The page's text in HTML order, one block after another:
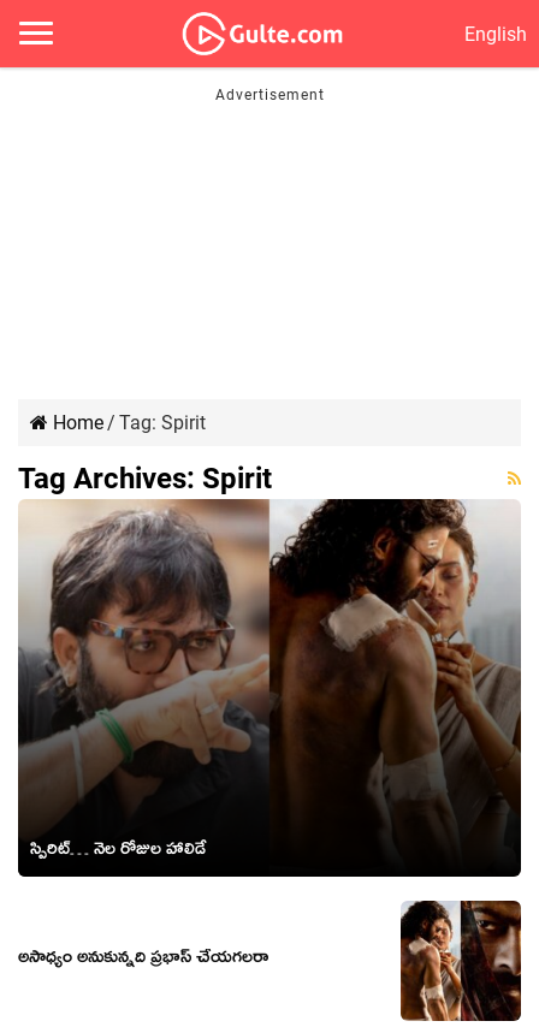
English
Home/ Tag: Spirit
Tag Archives: Spirit
స్పిరిట్‌… నెల రోజుల హాలిడే
అసాధ్యం అనుకున్నది ప్రభాస్ చేయగలరా